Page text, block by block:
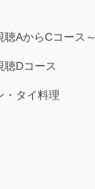
AからCコース～
聴Dコース
・タイ料理